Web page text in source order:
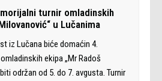
turnir omladinskih
u Lučanima
iz Lučana biće domaćin 4.
ekipa „Mr Radoš
održan od 5. do 7. avgusta. Turnir